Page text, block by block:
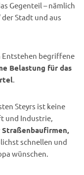
Gegenteil – nämlich
Stadt und aus
Entstehen begriffene
Belastung für das
.
Steyrs ist keine
und Industrie,
schnellen und
wünschen.